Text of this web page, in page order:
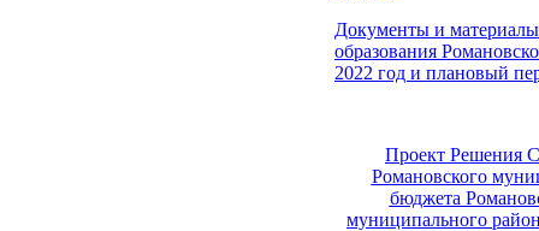
Документы и
образования
2022 год и плановый
Проект Решения
Романовского
бюджета
муниципального